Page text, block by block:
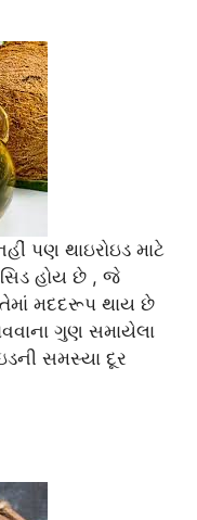
પણ થાઇરોઇડ માટે
હોય છે , જે
તેમાં મદદરૂપ થાય છે
ગુણ સમાયેલા
સમસ્યા દૂર